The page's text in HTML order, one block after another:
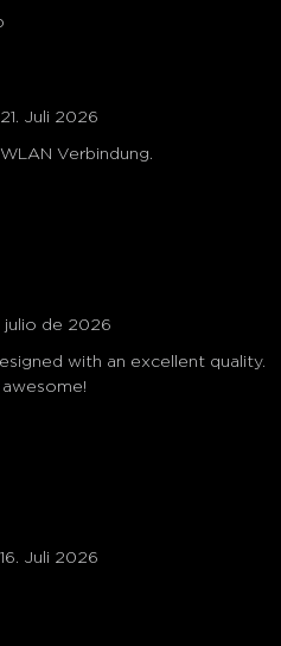
Juli 2026
Verbindung.
julio de 2026
with an excellent quality.
Juli 2026